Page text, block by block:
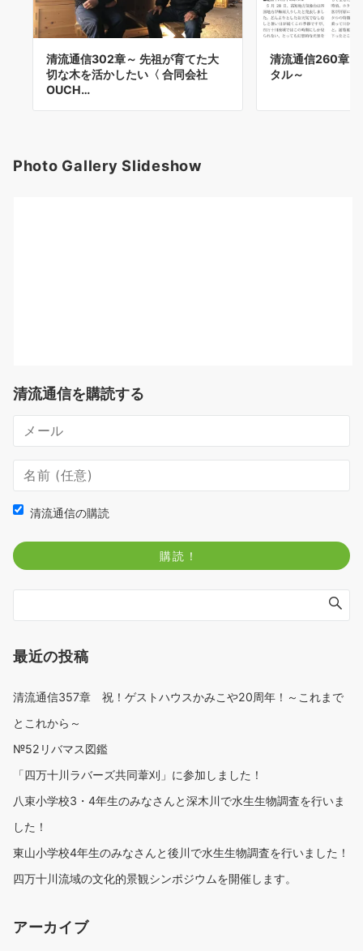
清流通信302章～ 先祖が育てた大
切な木を活かしたい〈 合同会社
OUCH…
清流通信260章～
タル～
Photo Gallery Slideshow
清流通信を購読する
清流通信の購読
最近の投稿
清流通信357章 祝！ゲストハウスかみこや20周年！～これまで
とこれから～
№52リバマス図鑑
「四万十川ラバーズ共同葦刈」に参加しました！
八束小学校3・4年生のみなさんと深木川で水生生物調査を行いま
した！
東山小学校4年生のみなさんと後川で水生生物調査を行いました！
四万十川流域の文化的景観シンポジウムを開催します。
アーカイブ